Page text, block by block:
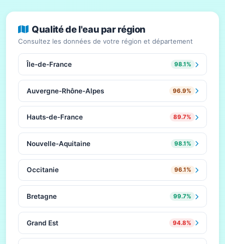
Qualité de l'eau par région
Consultez les données de votre région et département
Île-de-France 98.1%
Auvergne-Rhône-Alpes 96.9%
Hauts-de-France 89.7%
Nouvelle-Aquitaine 98.1%
Occitanie 96.1%
Bretagne 99.7%
Grand Est 94.8%